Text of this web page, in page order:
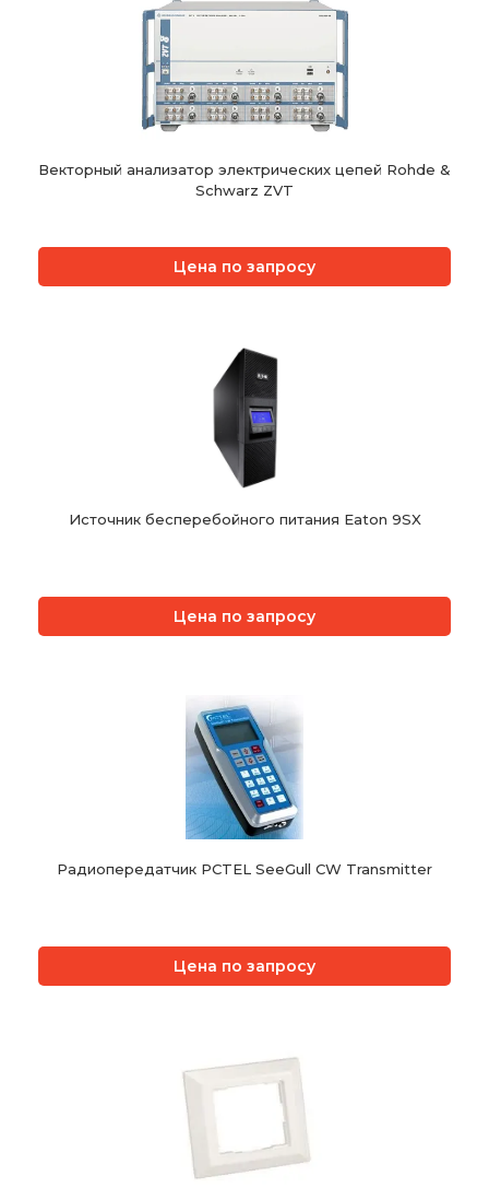
Векторный анализатор электрических цепей Rohde &
Schwarz ZVT
Цена по запросу
Источник бесперебойного питания Eaton 9SX
Цена по запросу
Радиопередатчик PCTEL SeeGull CW Transmitter
Цена по запросу